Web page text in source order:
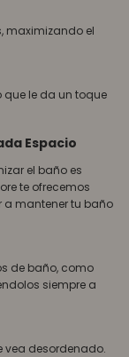
maximizando el
que le da un toque
Espacio
el baño es
te ofrecemos
mantener tu baño
de baño, como
siempre a
vea desordenado.